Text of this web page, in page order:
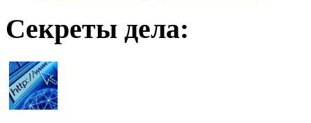
Секреты дела: